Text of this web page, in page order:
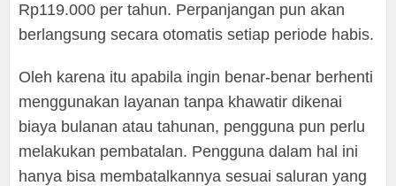
Rp119.000 per tahun. Perpanjangan pun akan
berlangsung secara otomatis setiap periode habis.
Oleh karena itu apabila ingin benar-benar berhenti
menggunakan layanan tanpa khawatir dikenai
biaya bulanan atau tahunan, pengguna pun perlu
melakukan pembatalan. Pengguna dalam hal ini
hanya bisa membatalkannya sesuai saluran yang